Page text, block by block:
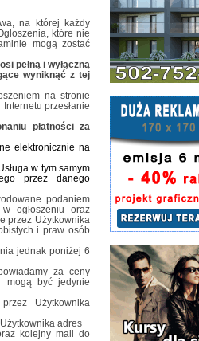
na której każdy
które nie
mogą zostać
pełną i wyłączną
wyniknąć z tej
na stronie
przesłanie
płatności za
elektronicznie na
w tym samym
przez danego
podaniem
ogłoszeniu oraz
przez Użytkownika
i praw osób
jednak poniżej 6
za ceny
mogą być jedynie
Użytkownika
adres
kolejny mail do